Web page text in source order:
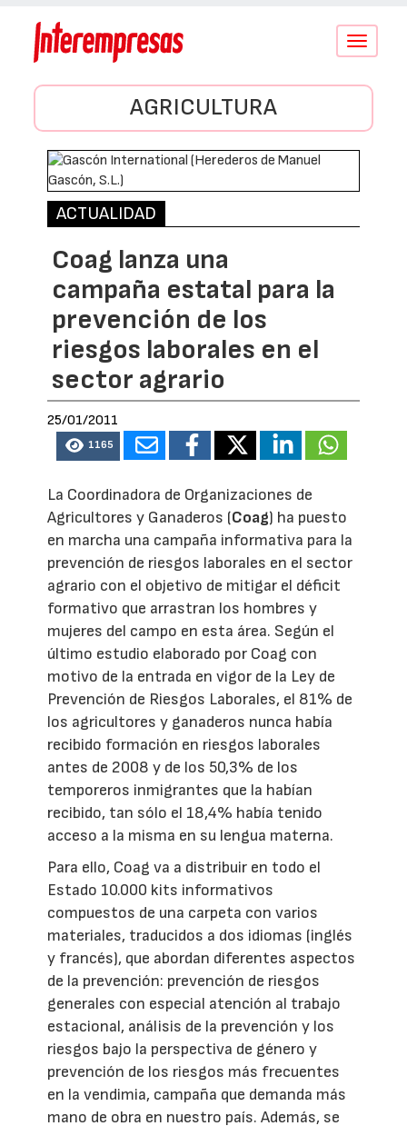
Conmutar
AGRICULTURA
ACTUALIDAD
Coag lanza una
campaña estatal para la
prevención de los
riesgos laborales en el
sector agrario
25/01/2011
1165
La Coordinadora de Organizaciones de
Agricultores y Ganaderos (Coag) ha puesto
en marcha una campaña informativa para la
prevención de riesgos laborales en el sector
agrario con el objetivo de mitigar el déficit
formativo que arrastran los hombres y
mujeres del campo en esta área. Según el
último estudio elaborado por Coag con
motivo de la entrada en vigor de la Ley de
Prevención de Riesgos Laborales, el 81% de
los agricultores y ganaderos nunca había
recibido formación en riesgos laborales
antes de 2008 y de los 50,3% de los
temporeros inmigrantes que la habían
recibido, tan sólo el 18,4% había tenido
acceso a la misma en su lengua materna.
Para ello, Coag va a distribuir en todo el
Estado 10.000 kits informativos
compuestos de una carpeta con varios
materiales, traducidos a dos idiomas (inglés
y francés), que abordan diferentes aspectos
de la prevención: prevención de riesgos
generales con especial atención al trabajo
estacional, análisis de la prevención y los
riesgos bajo la perspectiva de género y
prevención de los riesgos más frecuentes
en la vendimia, campaña que demanda más
mano de obra en nuestro país. Además, se